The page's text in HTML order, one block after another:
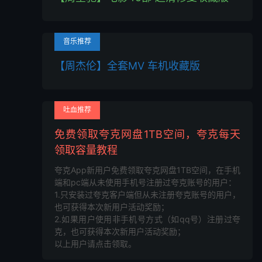
音乐推荐
【周杰伦】全套MV 车机收藏版
吐血推荐
免费领取夸克网盘1TB空间，夸克每天
领取容量教程
夸克App新用户免费领取夸克网盘1TB空间，在手机
端和pc端从未使用手机号注册过夸克账号的用户：
1.只安装过夸克客户端但从未注册夸克账号的用户，
也可获得本次新用户活动奖励；
2.如果用户使用非手机号方式（如qq号）注册过夸
克，也可获得本次新用户活动奖励；
以上用户请点击领取。